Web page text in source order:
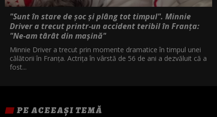
"Sunt în stare de șoc și plâng tot timpul". Minnie
Driver a trecut printr-un accident teribil în Franța:
"Ne-am târât din mașină"
Minnie Driver a trecut prin momente dramatice în timpul unei
călătorii în Franța. Actrița în vârstă de 56 de ani a dezvăluit că a
fost...
PE ACEEAȘI TEMĂ